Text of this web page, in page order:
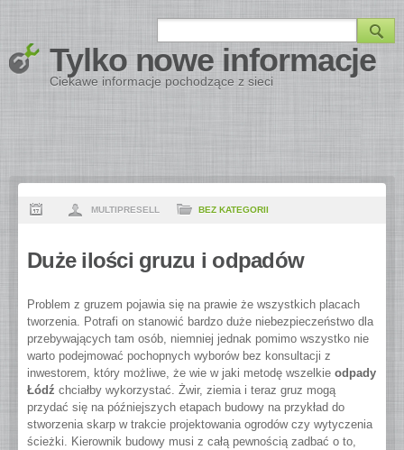
Tylko nowe informacje
Ciekawe informacje pochodzące z sieci
MULTIPRESELL BEZ KATEGORII
Duże ilości gruzu i odpadów
Problem z gruzem pojawia się na prawie że wszystkich placach
tworzenia. Potrafi on stanowić bardzo duże niebezpieczeństwo dla
przebywających tam osób, niemniej jednak pomimo wszystko nie
warto podejmować pochopnych wyborów bez konsultacji z
inwestorem, który możliwe, że wie w jaki metodę wszelkie odpady
Łódź chciałby wykorzystać. Żwir, ziemia i teraz gruz mogą
przydać się na późniejszych etapach budowy na przykład do
stworzenia skarp w trakcie projektowania ogrodów czy wytyczenia
ścieżki. Kierownik budowy musi z całą pewnością zadbać o to,